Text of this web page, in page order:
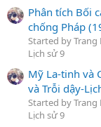
Phân tích Bối
chống Pháp
Started by Trang
Lịch sử 9
Mỹ La-tinh và
và Trỗi dậy-
Started by Trang
Lịch sử 9